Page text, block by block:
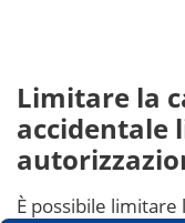
Limitare la
accidentale
È possibile